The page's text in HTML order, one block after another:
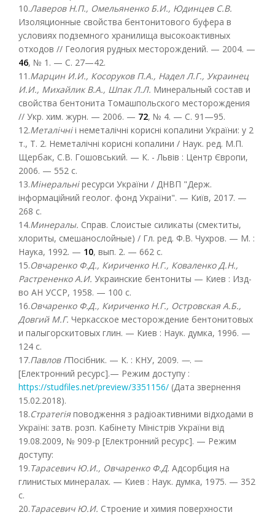
10.Лаверов Н.П., Омельяненко Б.И., Юдинцев С.В.
Изоляционные свойства бентонитового буфера в
условиях подземного хранилища высокоактивных
отходов // Геология рудных месторождений. — 2004. —
46, № 1. — С. 27—42.
11.Марцин И.И., Косоруков П.А., Надел Л.Г., Украинец
И.И., Михайлик В.А., Шпак Л.Л. Минеральный состав и
свойства бентонита Томашпольского месторождения
// Укр. хим. журн. — 2006. — 72, № 4. — С. 91—95.
12.Металічніі неметалічні корисні копалини України: у 2
т., Т. 2. Неметалічні корисні копалини / Наук. ред. М.П.
Щербак, C.В. Гошовський. — К. - Львів : Центр Європи,
2006. — 552 с.
13.Мінеральніресурси України / ДНВП "Держ.
інформаційний геолог. фонд України". — Київ, 2017. —
268 с.
14.Минералы. Справ. Слоистые силикаты (смектиты,
хлориты, смешанослойные) / Гл. ред. Ф.В. Чухров. — М. :
Наука, 1992. — 10, вып. 2. — 662 с.
15.Овчаренко Ф.Д., Кириченко Н.Г., Коваленко Д.Н.,
Растрененко А.И. Украинские бентониты — Киев : Изд-
во АН УССР, 1958. — 100 с.
16.Овчаренко Ф.Д., Кириченко Н.Г., Островская А.Б.,
Довгий М.Г. Черкасское месторождение бентонитовых
и палыгорскитовых глин. — Киев : Наук. думка, 1996. —
124 с.
17.Павлов ГПосібник. — К. : КНУ, 2009. —. —
[Електронний ресурс].— Режим доступу :
https://studfiles.net/preview/3351156/ (Дата звернення
15.02.2018).
18.Стратегіяповодження з радіоактивними відходами в
Україні: затв. розп. Кабінету Міністрів України від
19.08.2009, № 909-р [Електронний ресурс]. — Режим
доступу:
19.Тарасевич Ю.И., Овчаренко Ф.Д. Адсорбция на
глинистых минералах. — Киев : Наук. думка, 1975. — 352
с.
20.Тарасевич Ю.И. Строение и химия поверхности